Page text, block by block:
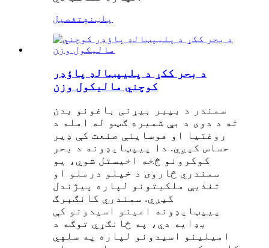
پلټنه تفصیل
د بحر ککړ د پلیپټالډ پاؤډر
کوچني مالیکول وزن
سمندر د بپبر بیړنی باغونو بدن
ته د دوی د بې شمیره ګټو له امله د
روغتیا او هوساینې صنعت کې ډیر
حساس کیږي. دا پیپټایډونه د بحر
کوکرونو څخه اخیستل شوي، یو
سمندري څاروی د خپلو درملو او
تغذیې ملکیتونو لپاره پیژندل
کیږي. سمندري کانګبرګ
پیپټایډونه امینو اسیدونو کې
بډایه دي، په ځانګړي توګه د
امیلینو اسیدونو لپاره په سلهي